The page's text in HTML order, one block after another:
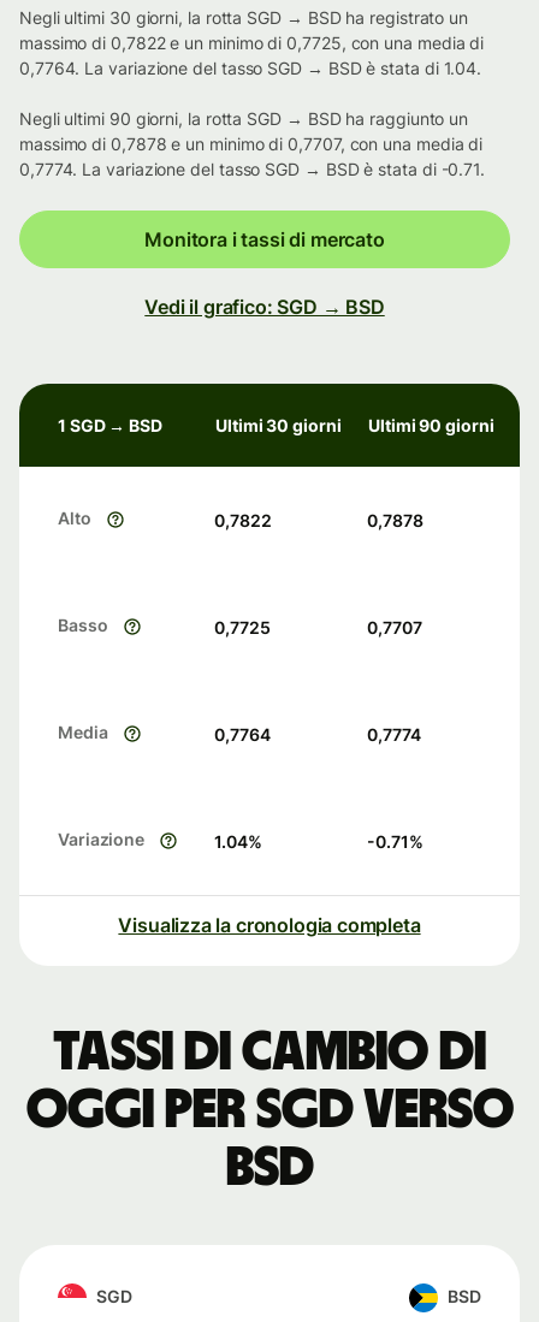
Negli ultimi 30 giorni, la rotta SGD → BSD ha registrato un
massimo di 0,7822 e un minimo di 0,7725, con una media di
0,7764. La variazione del tasso SGD → BSD è stata di 1.04.
Negli ultimi 90 giorni, la rotta SGD → BSD ha raggiunto un
massimo di 0,7878 e un minimo di 0,7707, con una media di
0,7774. La variazione del tasso SGD → BSD è stata di -0.71.
Monitora i tassi di mercato
Vedi il grafico: SGD → BSD
1 SGD → BSD Ultimi 30 giorni Ultimi 90 giorni
Alto 0,7822 0,7878
Basso 0,7725 0,7707
Media 0,7764 0,7774
Variazione 1.04% -0.71%
Visualizza la cronologia completa
Tassi di cambio di
oggi per SGD verso
BSD
SGD BSD